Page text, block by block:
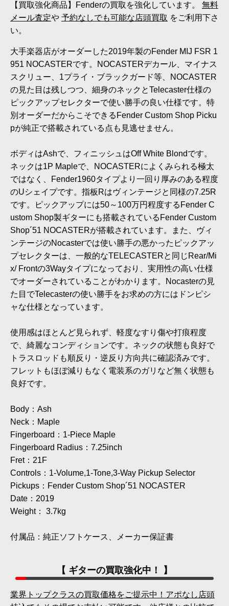
【買取強化商品】Fenderの買取を強化しています。 無料
メール査定や 予約なしでも可能な店頭買取 をご利用下さ
い。
大手楽器店がオーダーした2019年製のFender MIJ FSR 1
951 NOCASTERです。NOCASTERデカール、マイナス
スクリュー、1プライ・ブラックガード等、NOCASTER
の見た目は残しつつ、細身のネックとTelecaster仕様の
ピックアップセレクターで使い勝手の良い仕様です。特
別オーダーだからこそできるFender Custom Shop Picku
pが純正で搭載されている点も見逃せません。
ボディはAshで、フィニッシュはOff White Blondです。
ネックは1P Mapleで、NOCASTERによくみられる極太
ではなく、Fender1960タイプより一回り厚みのある程度
のUシェイプです。指板Rはヴィンテージと同様の7.25R
です。ピックアップには50～100万円程度するFender C
ustom Shop製ギターにも搭載されているFender Custom
Shop´51 NOCASTERが搭載されています。また、ヴィ
ンテージのNocasterでは使い勝手の悪かったピックアッ
プセレクターは、一般的なTELECASTERと同じRear/Mi
x/ Frontの3Wayタイプになっており、実用性の高い仕様
でオーダーされていることがわかります。Nocasterの見
た目でTelecasterの使い勝手をお求めの方にはドンピシ
ャな仕様となっています。
使用感はほとんど見られず、軽度なすり傷や打痕程度
で、綺麗なコンディションです。ネックの状態も良好で
トラスロッドも順反り・逆反り方向共に確認済みです。
フレットもほぼ減りもなく電装系のガリなど無く状態も
良好です。
Body：Ash
Neck：Maple
Fingerboard：1-Piece Maple
Fingerboard Radius：7.25inch
Fret：21F
Controls：1-Volume,1-Tone,3-Way Pickup Selector
Pickups：Fender Custom Shop´51 NOCASTER
Date：2019
Weight： 3.7kg
付属品：純正ソフトケース、メーカー保証書
【 ギターの買取強化中！ 】
業界トップクラスの買取価格をご提示中！アポなし店頭